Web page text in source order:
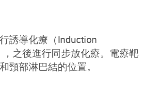
誘導化療（Induction
，之後進行同步放化療。電療靶
頸部淋巴結的位置。